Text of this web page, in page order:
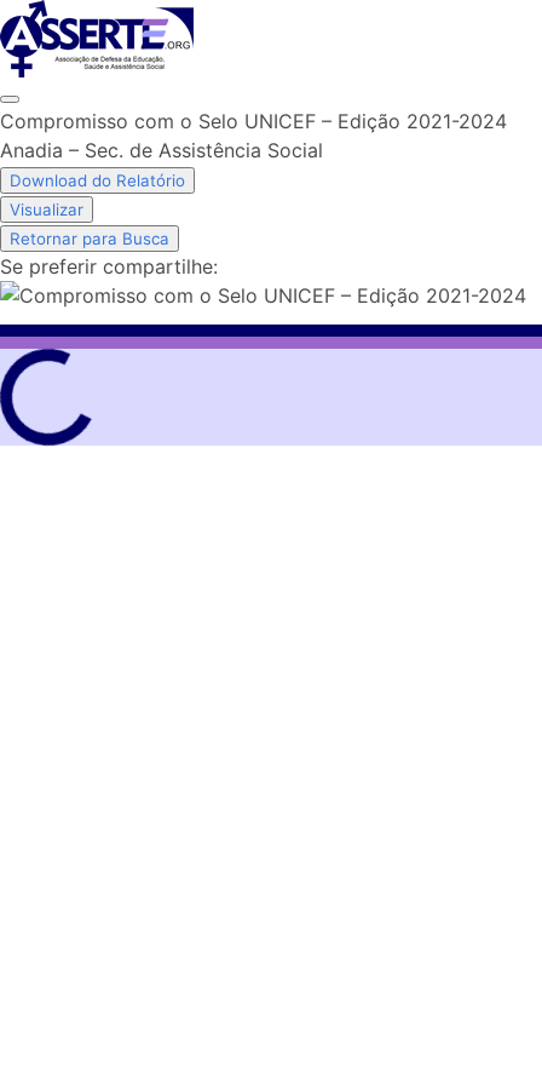
Skip
to
content
Compromisso com o Selo UNICEF – Edição 2021-2024
Anadia – Sec. de Assistência Social
Download do Relatório
Visualizar
Retornar para Busca
Se preferir compartilhe: